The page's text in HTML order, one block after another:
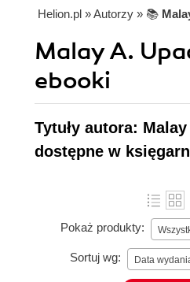
Helion.pl » Autorzy » 📚
Malay A.
ebooki
Tytuły autora:
dostępne w
Pokaż produkty:
Sortuj wg: Data